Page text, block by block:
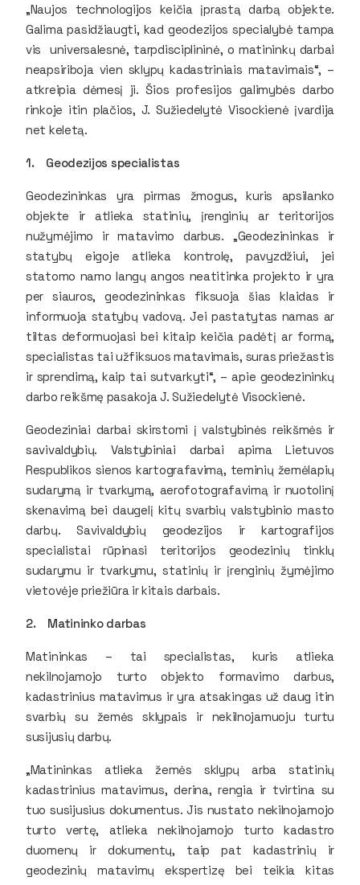
„Naujos technologijos keičia įprastą darbą objekte.
Galima pasidžiaugti, kad geodezijos specialybė tampa
vis universalesnė, tarpdisciplininė, o matininkų darbai
neapsiriboja vien sklypų kadastriniais matavimais“, –
atkreipia dėmesį ji. Šios profesijos galimybės darbo
rinkoje itin plačios, J. Sužiedelytė Visockienė įvardija
net keletą.
1. Geodezijos specialistas
Geodezininkas yra pirmas žmogus, kuris apsilanko
objekte ir atlieka statinių, įrenginių ar teritorijos
nužymėjimo ir matavimo darbus. „Geodezininkas ir
statybų eigoje atlieka kontrolę, pavyzdžiui, jei
statomo namo langų angos neatitinka projekto ir yra
per siauros, geodezininkas fiksuoja šias klaidas ir
informuoja statybų vadovą. Jei pastatytas namas ar
tiltas deformuojasi bei kitaip keičia padėtį ar formą,
specialistas tai užfiksuos matavimais, suras priežastis
ir sprendimą, kaip tai sutvarkyti“, – apie geodezininkų
darbo reikšmę pasakoja J. Sužiedelytė Visockienė.
Geodeziniai darbai skirstomi į valstybinės reikšmės ir
savivaldybių. Valstybiniai darbai apima Lietuvos
Respublikos sienos kartografavimą, teminių žemėlapių
sudarymą ir tvarkymą, aerofotografavimą ir nuotolinį
skenavimą bei daugelį kitų svarbių valstybinio masto
darbų. Savivaldybių geodezijos ir kartografijos
specialistai rūpinasi teritorijos geodezinių tinklų
sudarymu ir tvarkymu, statinių ir įrenginių žymėjimo
vietovėje priežiūra ir kitais darbais.
2. Matininko darbas
Matininkas – tai specialistas, kuris atlieka
nekilnojamojo turto objekto formavimo darbus,
kadastrinius matavimus ir yra atsakingas už daug itin
svarbių su žemės sklypais ir nekilnojamuoju turtu
susijusių darbų.
„Matininkas atlieka žemės sklypų arba statinių
kadastrinius matavimus, derina, rengia ir tvirtina su
tuo susijusius dokumentus. Jis nustato nekilnojamojo
turto vertę, atlieka nekilnojamojo turto kadastro
duomenų ir dokumentų, taip pat kadastrinių ir
geodezinių matavimų ekspertizę bei teikia kitas